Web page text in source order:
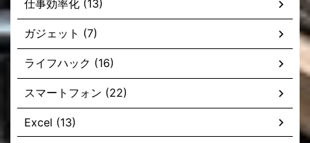
仕事効率化 (13)
ガジェット (7)
ライフハック (16)
スマートフォン (22)
Excel (13)